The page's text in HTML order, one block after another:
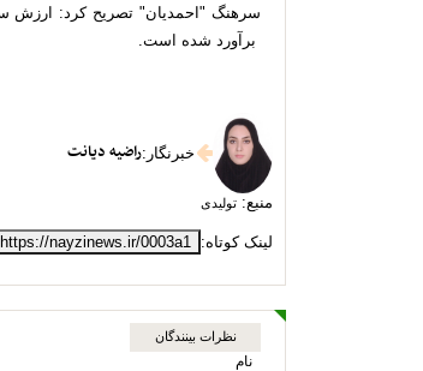
برآورد شده است.
خبرنگار :راضیه دیانت
منبع: تولیدی
لینک کوتاه: https://nayzinews.ir/0003a1
نظرات بینندگان
نام